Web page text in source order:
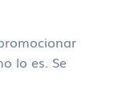
lo es. Se